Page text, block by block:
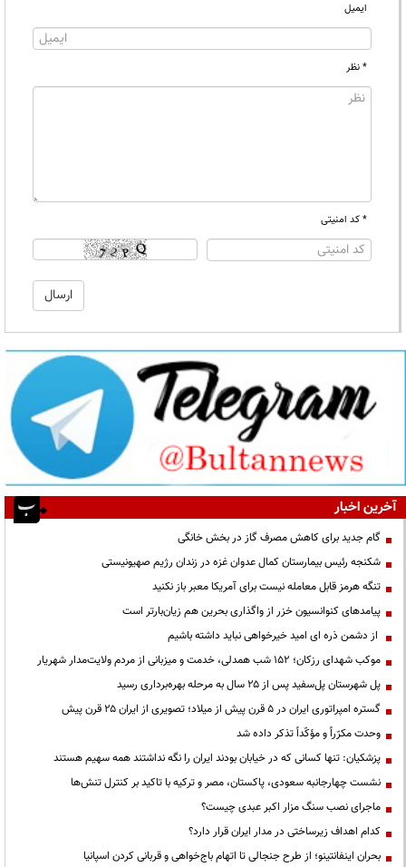
ایمیل
* نظر
* کد امنیتی
آخرین اخبار
گام جدید برای کاهش مصرف گاز در بخش خانگی
شکنجه رئیس بیمارستان کمال عدوان غزه در زندان رژیم صهیونیستی
تنگه هرمز قابل معامله نیست برای آمریکا معبر باز نکنید
پیامدهای کنوانسیون خزر از واگذاری بحرین هم زیان‌بارتر است
از دشمن ذره ای امید خیرخواهی نباید داشته باشیم
موکب شهدای رزکان؛ ۱۵۲ شب همدلی، خدمت و میزبانی از مردم ولایت‌مدار شهریار
پل شهرستان پل‌سفید پس از ۲۵ سال به مرحله بهره‌برداری رسید
گستره امپراتوری ایران در ۵ قرن پیش از میلاد؛ تصویری از ایران ۲۵ قرن پیش
وحدت مکرّراً و مؤکّداً تذکر داده شد
پزشکیان: تنها کسانی که در خیابان بودند ایران را نگه نداشتند همه سهیم هستند
نشست چهارجانبه سعودی، پاکستان، مصر و ترکیه با تاکید بر کنترل تنش‌ها
ماجرای نصب سنگ مزار اکبر عبدی چیست؟
کدام اهداف زیرساختی در مدار ایران قرار دارد؟
بحران اینفانتینو؛ از طرح جنجالی تا اتهام باج‌خواهی و قربانی کردن اسپانیا